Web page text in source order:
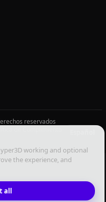
working and optional
the experience, and
all
reservados